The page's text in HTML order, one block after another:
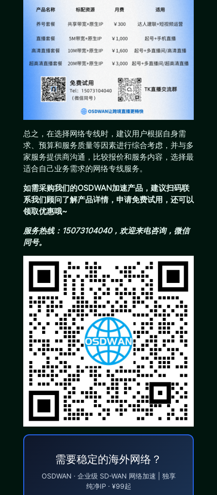
总之，在选择网络专线时，建议用户根据自身需
求、预算和服务质量等因素进行综合考虑，并与多
家服务提供商沟通，比较报价和服务内容，选择最
适合自己业务需求的网络专线服务。
如需采购我们的OSDWAN加速产品，建议扫码联
系我们顾问了解产品详情，申请免费试用，还可以
领取优惠哦~
服务热线：15073104040，欢迎来电咨询，微信
同号。
需要稳定的海外网络？
OSDWAN · 企业级 SD-WAN 网络加速 | 独享
纯净IP · ¥99起